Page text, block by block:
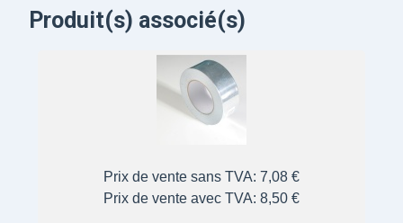
Produit(s) associé(s)
Prix de vente sans TVA: 7,08 €
Prix de vente avec TVA: 8,50 €